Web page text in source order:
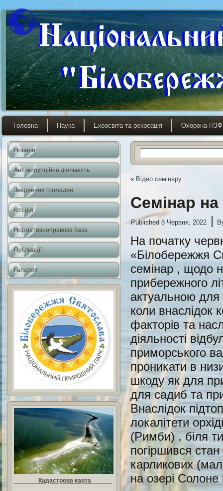
Головна Наука Екоосвіта та рекреація Охорона ПЗФ
Новини
Антикорупційна діяльність
Звернення громадян
Історія
Нормативноправова база
Публікації
Галерея
Кадастрова карта
« Відео семінару
Семінар
Published 8 Червня, 2022 |
На початку
«Білобережжя
семінар , щодо
прибережного
актуальною для
коли внаслідок
факторів та
діяльності
приморського
проникати в
шкоду як для
для садиб та
Внаслідок
локалітети
(Римби) , біля
погіршився
карликових
на озері Солоне